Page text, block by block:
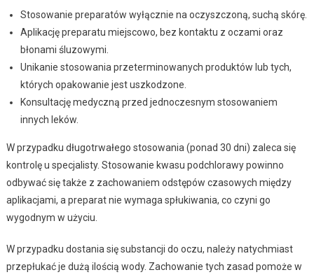
Stosowanie preparatów wyłącznie na oczyszczoną, suchą skórę.
Aplikację preparatu miejscowo, bez kontaktu z oczami oraz
błonami śluzowymi.
Unikanie stosowania przeterminowanych produktów lub tych,
których opakowanie jest uszkodzone.
Konsultację medyczną przed jednoczesnym stosowaniem
innych leków.
W przypadku długotrwałego stosowania (ponad 30 dni) zaleca się
kontrolę u specjalisty. Stosowanie kwasu podchlorawy powinno
odbywać się także z zachowaniem odstępów czasowych między
aplikacjami, a preparat nie wymaga spłukiwania, co czyni go
wygodnym w użyciu.
W przypadku dostania się substancji do oczu, należy natychmiast
przepłukać je dużą ilością wody. Zachowanie tych zasad pomoże w